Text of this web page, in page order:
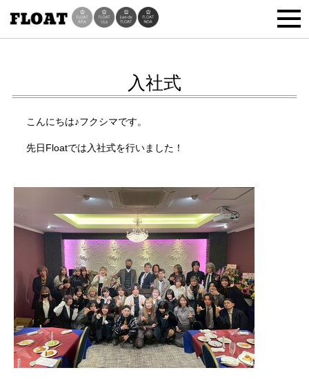
入社式
こんにちは♪フクシマです。
先日Floatでは入社式を行いました！